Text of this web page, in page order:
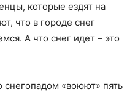
которые ездят на
что в городе снег
А что снег идет – это
«воюют» пять